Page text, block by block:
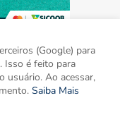
Mídia Kit
(Google) para
Isso é feito para
usuário. Ao acessar,
Saiba Mais